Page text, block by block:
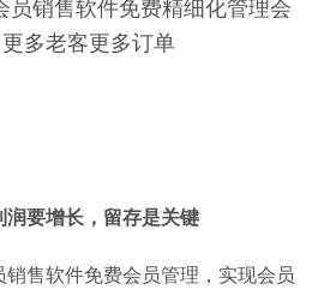
员销售软件免费精细化管理会
更多老客更多订单
润要增长，留存是关键
销售软件免费会员管理，实现会员